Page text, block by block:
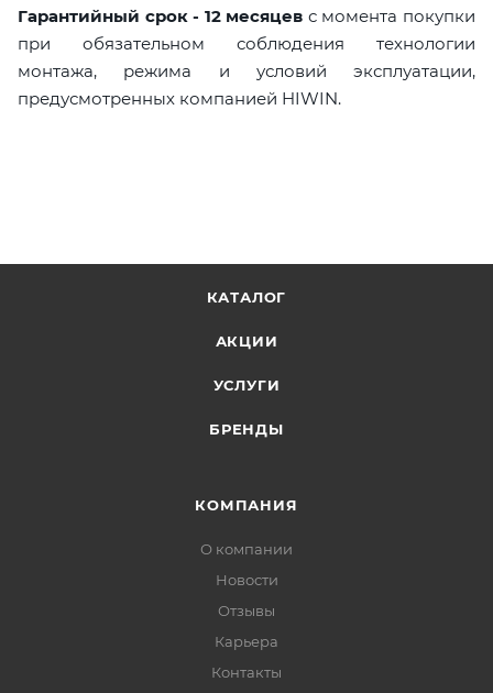
Гарантийный срок - 12 месяцев с момента покупки
при обязательном соблюдения технологии
монтажа, режима и условий эксплуатации,
предусмотренных компанией HIWIN.
КАТАЛОГ
АКЦИИ
УСЛУГИ
БРЕНДЫ
КОМПАНИЯ
О компании
Новости
Отзывы
Карьера
Контакты